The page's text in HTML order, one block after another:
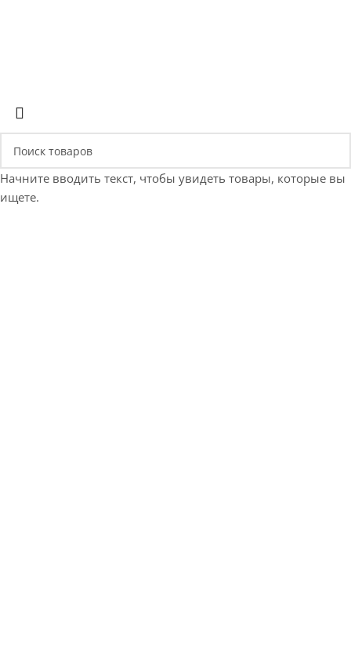
Начните вводить текст, чтобы увидеть товары, которые вы
ищете.